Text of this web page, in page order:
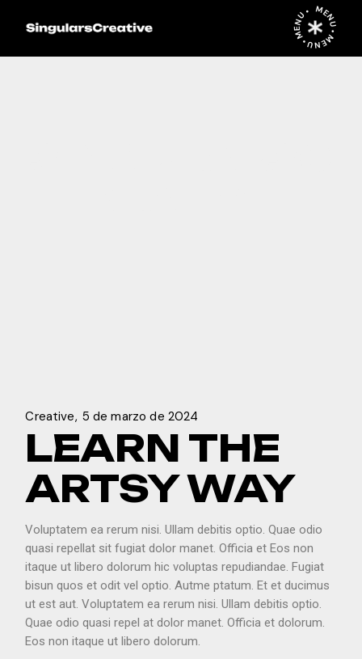
MENU • MENU • MENU •
Creative 5 de marzo de 2024
LEARN THE
ARTSY WAY
Voluptatem ea rerum nisi. Ullam debitis optio. Quae odio
quasi repellat sit fugiat dolor manet. Officia et Eos non
itaque ut libero dolorum hic voluptas repudiandae. Fugiat
bisun quos et odit vel optio. Autme ptatum. Et et ducimus
ut est aut. Voluptatem ea rerum nisi. Ullam debitis optio.
Quae odio quasi repel at dolor manet. Officia et dolorum.
Eos non itaque ut libero dolorum.